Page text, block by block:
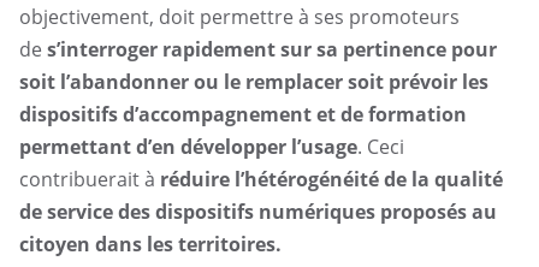
objectivement, doit permettre à ses promoteurs
de s’interroger rapidement sur sa pertinence pour
soit l’abandonner ou le remplacer soit prévoir les
dispositifs d’accompagnement et de formation
permettant d’en développer l’usage. Ceci
contribuerait à réduire l’hétérogénéité de la qualité
de service des dispositifs numériques proposés au
citoyen dans les territoires.